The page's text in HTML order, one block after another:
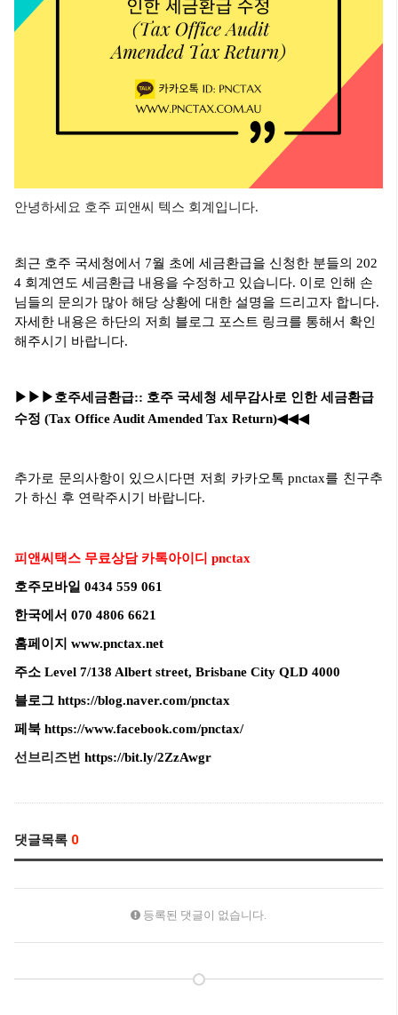
안녕하세요 호주 피앤씨 텍스 회계입니다.
최근 호주 국세청에서 7월 초에 세금환급을 신청한 분들의 202
4 회계연도 세금환급 내용을 수정하고 있습니다. 이로 인해 손
님들의 문의가 많아 해당 상황에 대한 설명을 드리고자 합니다.
자세한 내용은 하단의 저희 블로그 포스트 링크를 통해서 확인
해주시기 바랍니다.
▶▶▶호주세금환급:: 호주 국세청 세무감사로 인한 세금환급
수정 (Tax Office Audit Amended Tax Return)◀◀◀
추가로 문의사항이 있으시다면 저희 카카오톡 pnctax를 친구추
가 하신 후 연락주시기 바랍니다.
피앤씨택스 무료상담 카톡아이디 pnctax
호주모바일 0434 559 061
한국에서 070 4806 6621
홈페이지 www.pnctax.net
주소 Level 7/138 Albert street, Brisbane City QLD 4000
블로그 https://blog.naver.com/pnctax
페북 https://www.facebook.com/pnctax/
선브리즈번 https://bit.ly/2ZzAwgr
댓글목록 0
등록된 댓글이 없습니다.